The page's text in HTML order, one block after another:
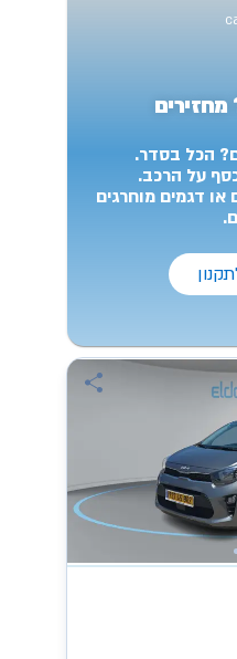
הכל בסדר.
על הרכב.
דגמים מוחרגים